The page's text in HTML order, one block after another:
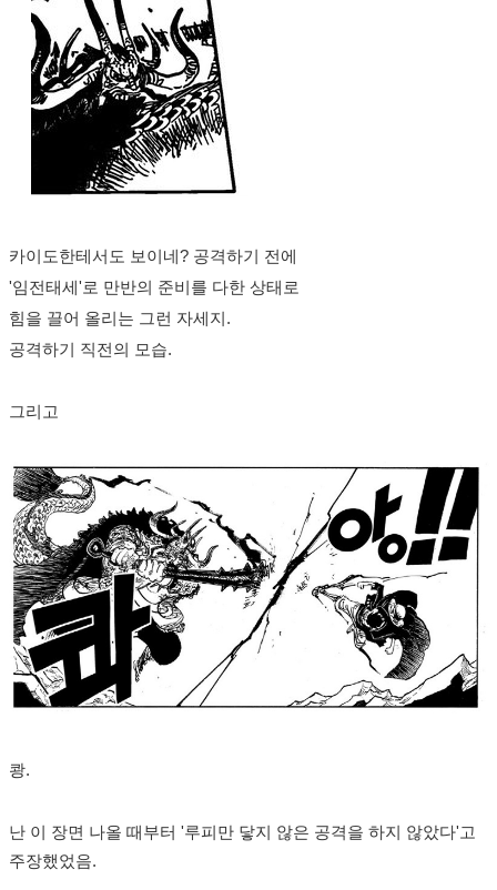
카이도한테서도 보이네? 공격하기 전에
'임전태세'로 만반의 준비를 다한 상태로
힘을 끌어 올리는 그런 자세지.
공격하기 직전의 모습.
그리고
쾅.
난 이 장면 나올 때부터 '루피만 닿지 않은 공격을 하지 않았다'고
주장했었음.